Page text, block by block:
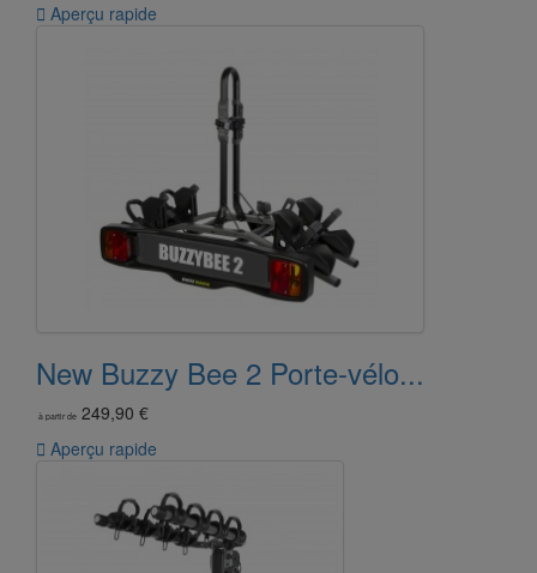
 Aperçu rapide
New Buzzy Bee 2 Porte-vélo...
à partir de 249,90 €
 Aperçu rapide